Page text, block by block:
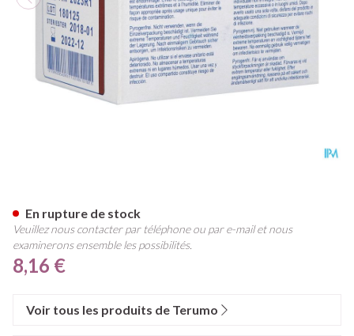
8,16 €
En rupture de stock
Veuillez nous contacter par téléphone ou par e-mail et nous
examinerons ensemble les possibilités.
Voir tous les produits de Terumo